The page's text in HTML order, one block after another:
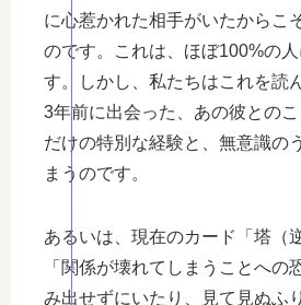
に心惹かれた相手がいたからこ
のです。これは、ほぼ100%の
す。しかし、私たちはこれを読
3年前に出会った、あの彼との
だけの特別な経験と、無意識の
まうのです。
あるいは、現在のカード「塔（
「関係が壊れてしまうことへの
み出せずにいたり、見て見ぬふ